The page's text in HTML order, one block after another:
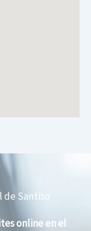
de Santiso
online en el